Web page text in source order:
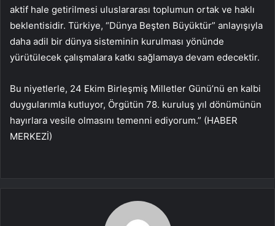
aktif hale getirilmesi uluslararası toplumun ortak ve haklı
beklentisidir. Türkiye, “Dünya Beşten Büyüktür” anlayışıyla
daha adil bir dünya sisteminin kurulması yönünde
yürütülecek çalışmalara katkı sağlamaya devam edecektir.
Bu niyetlerle, 24 Ekim Birleşmiş Milletler Günü’nü en kalbi
duygularımla kutluyor, Örgütün 78. kuruluş yıl dönümünün
hayırlara vesile olmasını temenni ediyorum.” (HABER
MERKEZİ)